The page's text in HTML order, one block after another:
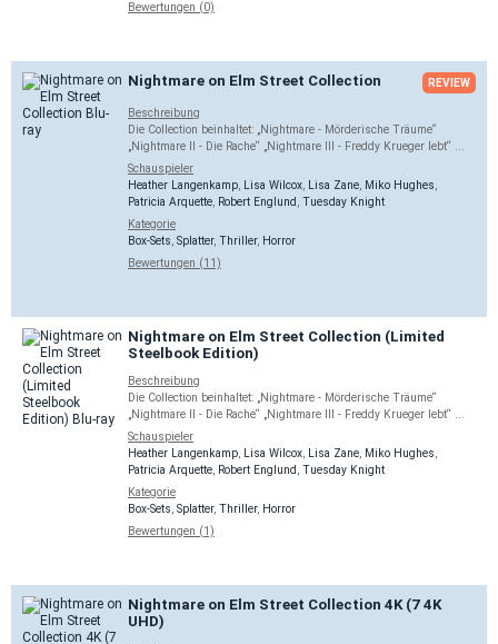
Bewertungen (0)
Nightmare on Elm Street Collection REVIEW
Beschreibung
Die Collection beinhaltet: „Nightmare - Mörderische Träume“
„Nightmare II - Die Rache“ „Nightmare III - Freddy Krueger lebt“ ...
Schauspieler
Heather Langenkamp
Lisa Wilcox Lisa Zane Miko Hughes
Patricia Arquette
Robert Englund
Tuesday Knight
Kategorie
Box-Sets Splatter, Thriller, Horror
Bewertungen (11)
Nightmare on Elm Street Collection (Limited
Steelbook Edition)
Beschreibung
Die Collection beinhaltet: „Nightmare - Mörderische Träume“
„Nightmare II - Die Rache“ „Nightmare III - Freddy Krueger lebt“ ...
Schauspieler
Heather Langenkamp
Lisa Wilcox Lisa Zane Miko Hughes
Patricia Arquette
Robert Englund
Tuesday Knight
Kategorie
Box-Sets Splatter, Thriller, Horror
Bewertungen (1)
Nightmare on Elm Street Collection 4K (7 4K
UHD)